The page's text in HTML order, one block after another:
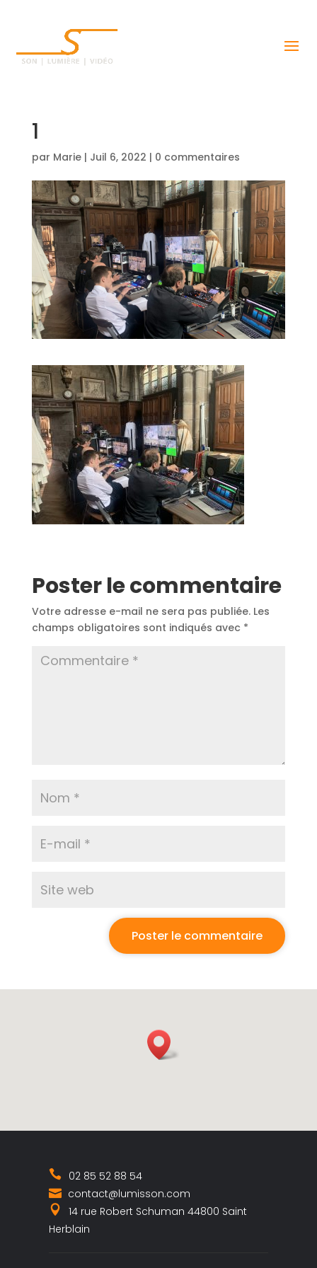
1
par Marie| Juil 6, 2022 | 0 commentaires
Poster le commentaire
Votre adresse e-mail ne sera pas publiée. Les
champs obligatoires sont indiqués avec *
02 85 52 88 54
contact@lumisson.com
14 rue Robert Schuman 44800 Saint
Herblain